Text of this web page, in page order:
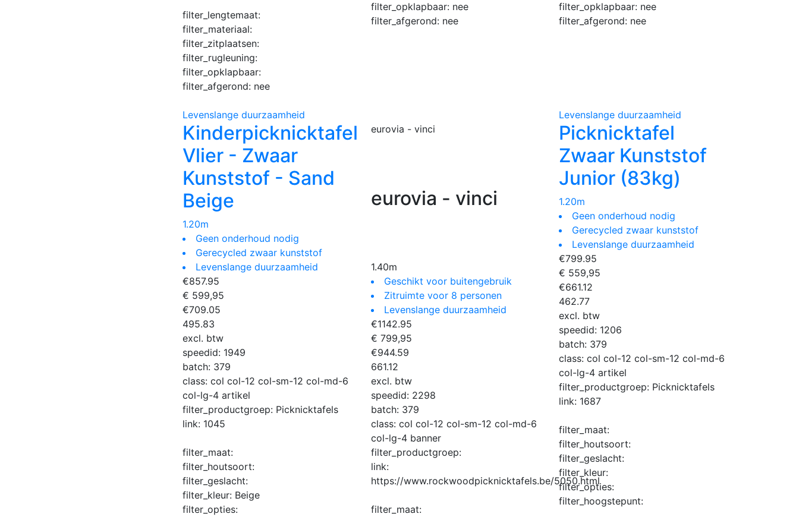
filter_lengtemaat:
filter_materiaal:
filter_zitplaatsen:
filter_rugleuning:
filter_opklapbaar:
filter_afgerond: nee
filter_opklapbaar: nee
filter_afgerond: nee
filter_opklapbaar: nee
filter_afgerond: nee
Levenslange duurzaamheid
Kinderpicknicktafel
Vlier - Zwaar
Kunststof - Sand
Beige
1.20m
Geen onderhoud nodig
Gerecycled zwaar kunststof
Levenslange duurzaamheid
€857.95
€ 599,95
€709.05
495.83
excl. btw
speedid: 1949
batch: 379
class: col col-12 col-sm-12 col-md-6
col-lg-4 artikel
filter_productgroep: Picknicktafels
link: 1045
filter_maat:
filter_houtsoort:
filter_geslacht:
filter_kleur: Beige
filter_opties:
eurovia - vinci
eurovia - vinci
1.40m
Geschikt voor buitengebruik
Zitruimte voor 8 personen
Levenslange duurzaamheid
€1142.95
€ 799,95
€944.59
661.12
excl. btw
speedid: 2298
batch: 379
class: col col-12 col-sm-12 col-md-6
col-lg-4 banner
filter_productgroep:
link:
https://www.rockwoodpicknicktafels.be/5050.html
filter_maat:
Levenslange duurzaamheid
Picknicktafel
Zwaar Kunststof
Junior (83kg)
1.20m
Geen onderhoud nodig
Gerecycled zwaar kunststof
Levenslange duurzaamheid
€799.95
€ 559,95
€661.12
462.77
excl. btw
speedid: 1206
batch: 379
class:col col-12 col-sm-12 col-md-6
col-lg-4 artikel
filter_productgroep: Picknicktafels
link: 1687
filter_maat:
filter_houtsoort:
filter_geslacht:
filter_kleur:
filter_opties:
filter_hoogstepunt: